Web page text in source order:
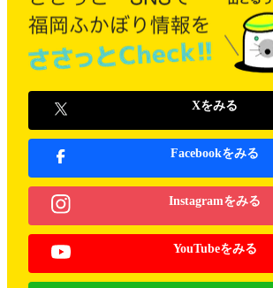
Xをみる
Facebookをみる
Instagramをみる
YouTubeをみる